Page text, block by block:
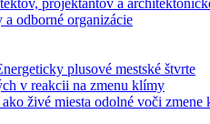
projektantov a
odborné organizácie
plusové mestské štvrte
v reakcii na zmenu klímy
živé miesta odolné voči zmene